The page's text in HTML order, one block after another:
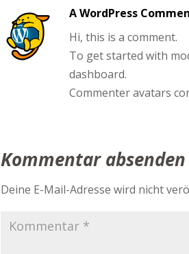
A WordPress
Hi, this is a comment.
To get started with
dashboard.
Commenter avatars
Kommentar absenden
Deine E-Mail-Adresse wird nicht